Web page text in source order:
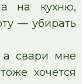
на кухню,
— убирать
свари мне
хочется